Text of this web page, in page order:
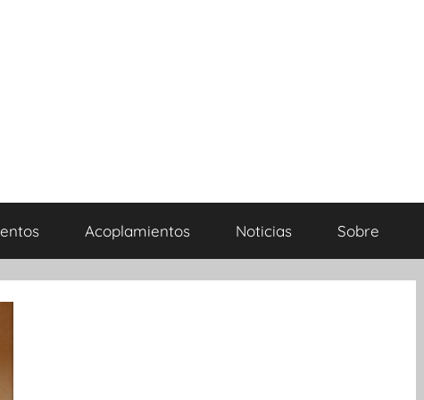
Acoplamientos Noticias Sobre